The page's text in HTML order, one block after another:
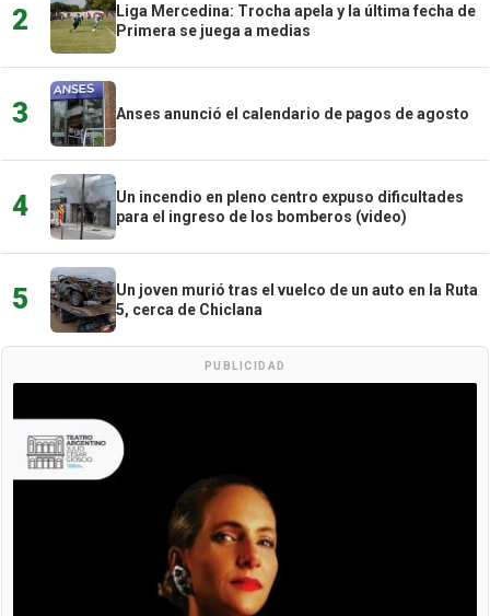
2
Liga Mercedina: Trocha apela y la última fecha de
Primera se juega a medias
3 Anses anunció el calendario de pagos de agosto
4
Un incendio en pleno centro expuso dificultades
para el ingreso de los bomberos (video)
5
Un joven murió tras el vuelco de un auto en la Ruta
5, cerca de Chiclana
PUBLICIDAD